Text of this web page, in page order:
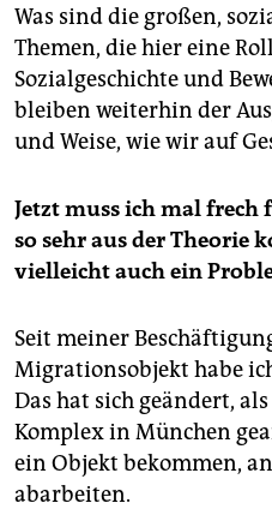
Was sind die großen,
Themen, die hier eine
Sozialgeschichte und
bleiben weiterhin der
und Weise, wie wir auf
Jetzt muss ich mal frech
so sehr aus der Theorie
vielleicht auch ein
Seit meiner
Migrationsobjekt habe
Das hat sich geändert,
Komplex in München
ein Objekt bekommen,
abarbeiten.